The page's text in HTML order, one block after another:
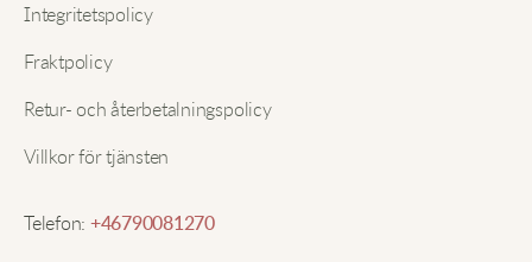
Integritetspolicy
Fraktpolicy
Retur- och återbetalningspolicy
Villkor för tjänsten
Telefon: +46790081270